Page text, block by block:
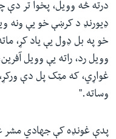
درته څه وویل، پخوا تر دې
ډیورنډ د کرښې خو یې ونه
خو په بل ډول یې یاد کړ،
وویل رد، راته یې وویل
غواړي، که مټک پل دې
وساته.‪"‬
پدې غونډه کې جهادي